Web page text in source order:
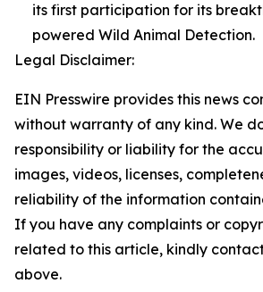
its first participation for its
powered Wild Animal Detection.
Legal Disclaimer:
EIN Presswire provides this news
without warranty of any kind. We
responsibility or liability for the
images, videos, licenses,
reliability of the information
If you have any complaints or
related to this article, kindly
above.